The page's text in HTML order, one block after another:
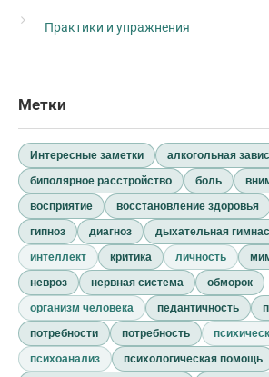
Практики и упражнения
Метки
Интересные заметки
алкогольная
биполярное расстройство
боль
восприятие
восстановление здоровья
гипноз
диагноз дыхательная
интеллект
критика личность
невроз
нервная система
обморок
организм человека
педантичность
потребности
потребность
психоанализ
психологическая помощь